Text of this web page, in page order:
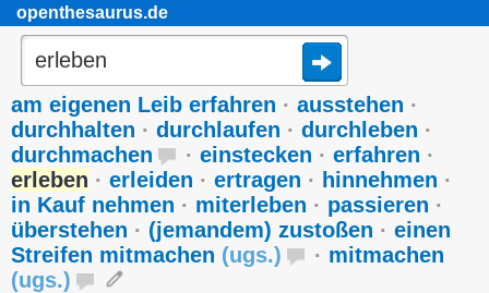
openthesaurus.de
am eigenen Leib erfahren · ausstehen ·
durchhalten · durchlaufen · durchleben ·
durchmachen
· einstecken · erfahren ·
erleben · erleiden · ertragen · hinnehmen ·
in Kauf nehmen · miterleben · passieren ·
überstehen · (jemandem) zustoßen · einen
Streifen mitmachen (ugs.) · mitmachen
(ugs.)